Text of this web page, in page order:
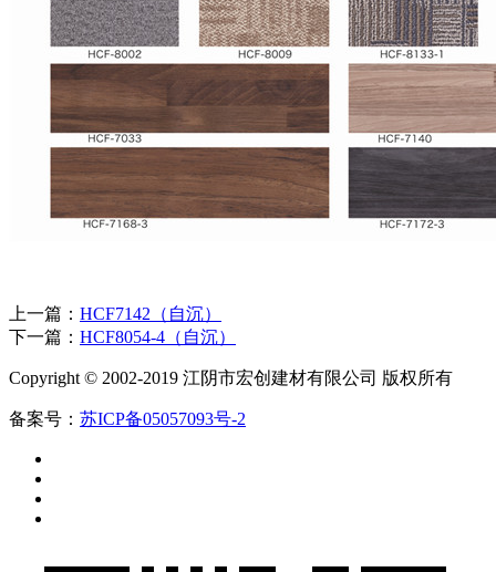
上一篇： HCF7142（自沉）
下一篇： HCF8054-4（自沉）
Copyright © 2002-2019 江阴市宏创建材有限公司 版权所有
备案号： 苏ICP备05057093号-2